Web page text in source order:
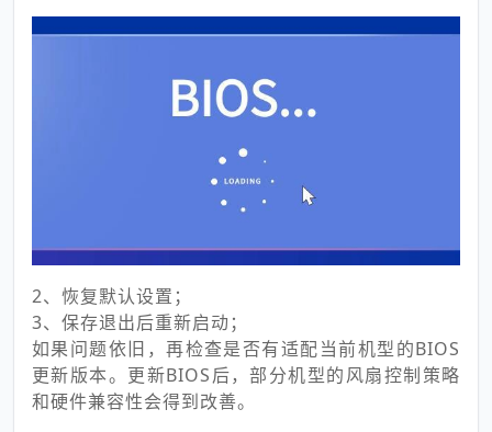
2、恢复默认设置；
3、保存退出后重新启动；
如果问题依旧，再检查是否有适配当前机型的BIOS
更新版本。更新BIOS后，部分机型的风扇控制策略
和硬件兼容性会得到改善。